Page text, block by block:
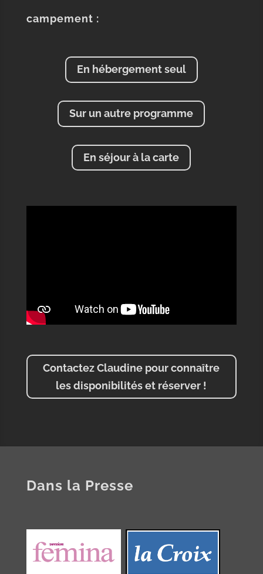
campement :
En hébergement seul
Sur un autre programme
En séjour à la carte
Contactez Claudine pour connaître
les disponibilités et réserver !
Dans la Presse